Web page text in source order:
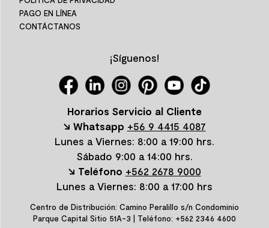
PAGO EN LÍNEA
CONTÁCTANOS
¡Síguenos!
Horarios Servicio al Cliente
↘ Whatsapp +56 9 4415 4087
Lunes a Viernes: 8:00 a 19:00 hrs.
Sábado 9:00 a 14:00 hrs.
↘ Teléfono +562 2678 9000
Lunes a Viernes: 8:00 a 17:00 hrs
Centro de Distribución: Camino Peralillo s/n Condominio
Parque Capital Sitio 51A-3 | Teléfono: +562 2346 4600